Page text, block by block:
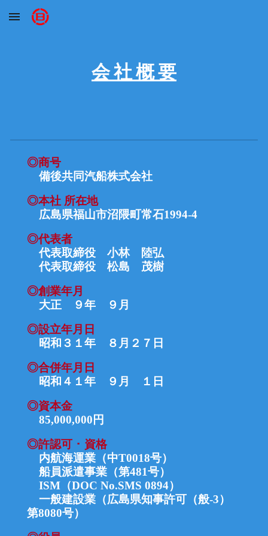
Skip to main content
会 社 概 要
◎商号
備後共同汽船株式会社
◎本社 所在地
広島県福山市沼隈町常石1994-4
◎代表者
代表取締役 小林 陸弘
代表取締役 松島 茂樹
◎創業年月
大正 ９年 ９月
◎設立年月日
昭和 ３１年 ８ 月 ２７ 日
◎合併年月日
昭和４１年 ９月 １日
◎資本金
85,000,000円
◎許認可 ･ 資格
内航海運業（中T0018号）
船員派遣事業 （第481号）
ISM（DOC No.SMS 0894）
一般建設業（広島県知事許可（般-3）
第8080号）